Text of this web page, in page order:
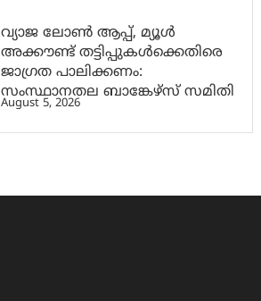
വ്യാജ ലോൺ ആപ്പ്, മ്യൂൾ
അക്കൗണ്ട് തട്ടിപ്പുകൾക്കെതിരെ
ജാ​ഗ്രത പാലിക്കണം:
സംസ്ഥാനതല ബാങ്കേഴ്സ് സമിതി
August 5, 2026